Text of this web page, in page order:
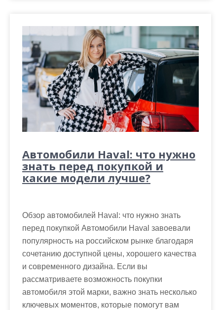
Автомобили Haval: что нужно
знать перед покупкой и
какие модели лучше?
Обзор автомобилей Haval: что нужно знать
перед покупкой Автомобили Haval завоевали
популярность на российском рынке благодаря
сочетанию доступной цены, хорошего качества
и современного дизайна. Если вы
рассматриваете возможность покупки
автомобиля этой марки, важно знать несколько
ключевых моментов, которые помогут вам